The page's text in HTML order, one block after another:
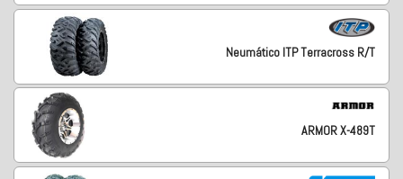
Neumático ITP Terracross R/T
ARMOR X-489T